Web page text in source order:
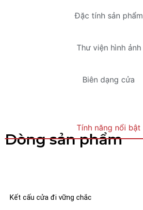
Đặc tính sản phẩm
Thư viện hình ảnh
Biên dạng cửa
Dòng sản phẩm
Tính năng nổi bật
Kết cấu cửa đi vững chắc